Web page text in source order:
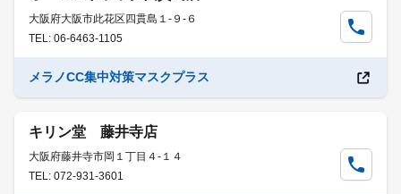
大阪府大阪市此花区四貫島１-９-６
TEL: 06-6463-1105
メラノCC集中対策マスクプラス
キリン堂 藤井寺店
大阪府藤井寺市岡１丁目４-１４
TEL: 072-931-3601